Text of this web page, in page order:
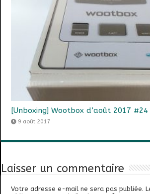
[Unboxing] Wootbox d’août 2017 #24
9 août 2017
Laisser un commentaire
Votre adresse e-mail ne sera pas publiée.